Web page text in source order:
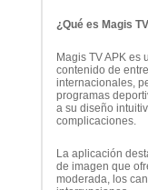
¿Qué es Magis
Magis TV APK
contenido de
internacionales,
programas
a su diseño
complicaciones.
La aplicación
de imagen que
moderada, los